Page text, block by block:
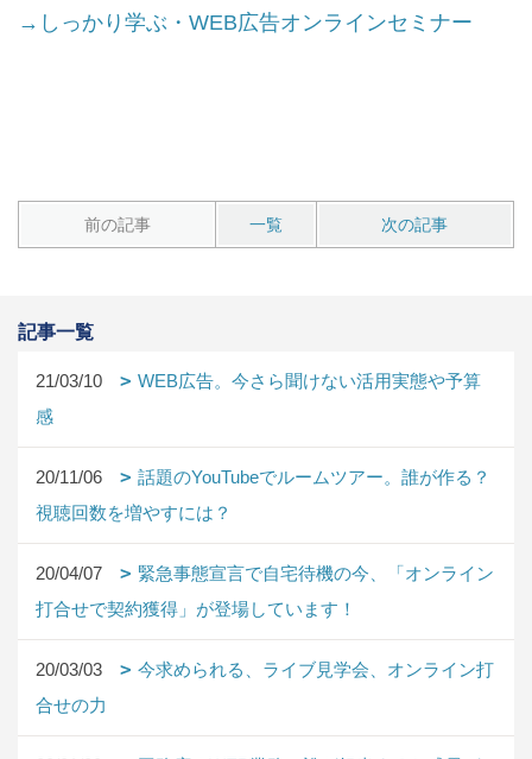
→しっかり学ぶ・WEB広告オンラインセミナー
前の記事 一覧 次の記事
記事一覧
21/03/10
WEB広告。今さら聞けない活用実態や予算
感
20/11/06
話題のYouTubeでルームツアー。誰が作る？
視聴回数を増やすには？
20/04/07
緊急事態宣言で自宅待機の今、「オンライン
打合せで契約獲得」が登場しています！
20/03/03
今求められる、ライブ見学会、オンライン打
合せの力